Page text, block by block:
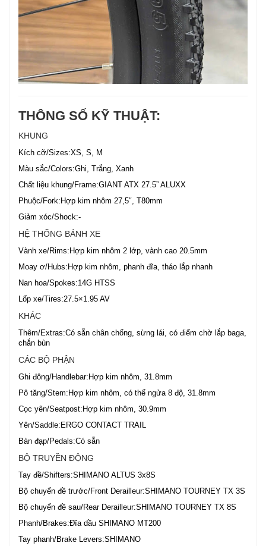
THÔNG SỐ KỸ THUẬT:
KHUNG
Kích cỡ/Sizes:XS, S, M
Màu sắc/Colors:Ghi, Trắng, Xanh
Chất liệu khung/Frame:GIANT ATX 27.5” ALUXX
Phuộc/Fork:Hợp kim nhôm 27,5″, T80mm
Giảm xóc/Shock:-
HỆ THỐNG BÁNH XE
Vành xe/Rims:Hợp kim nhôm 2 lớp, vành cao 20.5mm
Moay ơ/Hubs:Hợp kim nhôm, phanh đĩa, tháo lắp nhanh
Nan hoa/Spokes:14G HTSS
Lốp xe/Tires:27.5×1.95 AV
KHÁC
Thêm/Extras:Có sẵn chân chống, sừng lái, có điểm chờ lắp baga,
chắn bùn
CÁC BỘ PHẬN
Ghi đông/Handlebar:Hợp kim nhôm, 31.8mm
Pô tăng/Stem:Hợp kim nhôm, có thể ngửa 8 độ, 31.8mm
Cọc yên/Seatpost:Hợp kim nhôm, 30.9mm
Yên/Saddle:ERGO CONTACT TRAIL
Bàn đạp/Pedals:Có sẵn
BỘ TRUYỀN ĐỘNG
Tay đề/Shifters:SHIMANO ALTUS 3x8S
Bộ chuyển đề trước/Front Derailleur:SHIMANO TOURNEY TX 3S
Bộ chuyển đề sau/Rear Derailleur:SHIMANO TOURNEY TX 8S
Phanh/Brakes:Đĩa dầu SHIMANO MT200
Tay phanh/Brake Levers:SHIMANO